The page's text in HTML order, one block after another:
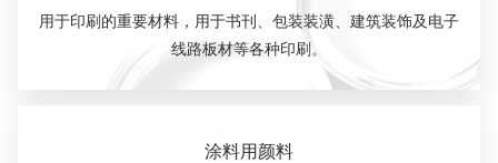
用于印刷的重要材料，用于书刊、包装装潢、建筑装饰及电子
线路板材等各种印刷。
涂料用颜料